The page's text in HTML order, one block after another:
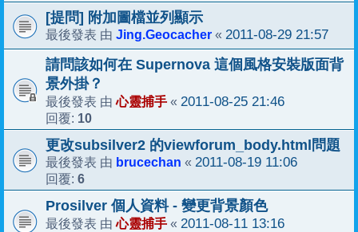
[提問] 附加圖檔並列顯示
最後發表 由 Jing.Geocacher « 2011-08-29 21:57
請問該如何在 Supernova 這個風格安裝版面背
景外掛？
最後發表 由心靈捕手 « 2011-08-25 21:46
回覆: 10
更改subsilver2 的viewforum_body.html問題
最後發表 由 brucechan « 2011-08-19 11:06
回覆: 6
Prosilver 個人資料 - 變更背景顏色
最後發表 由心靈捕手 « 2011-08-11 13:16